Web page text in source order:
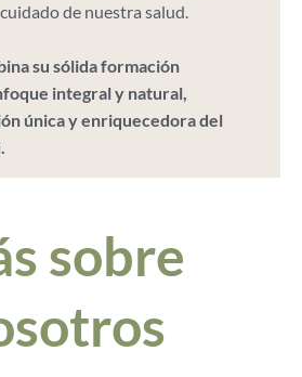
de nuestra salud.
su sólida formación
integral y natural,
única y enriquecedora del
sobre